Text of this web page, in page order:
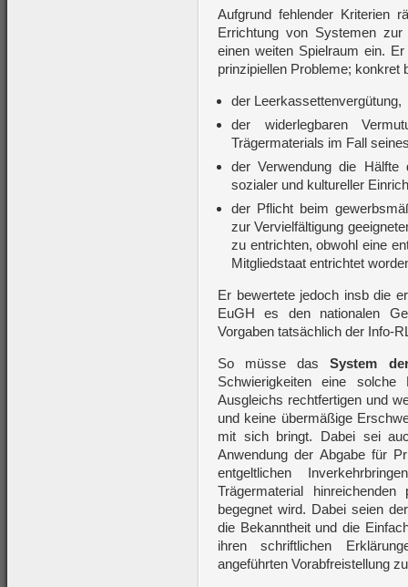
Aufgrund fehlender Kriterien
Errichtung von Systemen zur
einen weiten Spielraum ein.
prinzipiellen Probleme; konkret
der Leerkassettenvergütung,
der widerlegbaren
Trägermaterials im Fall
der Verwendung die
sozialer und kultureller
der Pflicht beim
zur Vervielfältigung
zu entrichten, obwohl eine
Mitgliedstaat entrichtet
Er bewertete jedoch insb die
EuGH es den nationalen
Vorgaben tatsächlich der Info-
So müsse dasSystem
Schwierigkeiten eine solche
Ausgleichs rechtfertigen und
und keine übermäßige
mit sich bringt. Dabei sei
Anwendung der Abgabe für
entgeltlichen
Trägermaterial
begegnet wird. Dabei seien
die Bekanntheit und die
ihren schriftlichen
angeführten Vorabfreistellung